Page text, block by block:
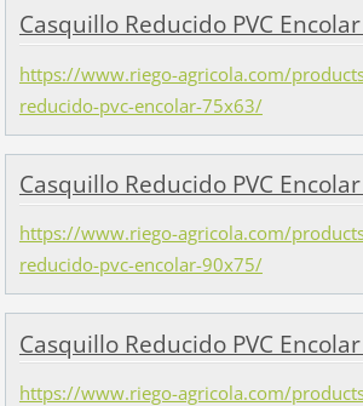
Casquillo Reducido PVC
https://www.riego-agricola.com/
reducido-pvc-encolar-75x63/
Casquillo Reducido PVC
https://www.riego-agricola.com/
reducido-pvc-encolar-90x75/
Casquillo Reducido PVC
https://www.riego-agricola.com/